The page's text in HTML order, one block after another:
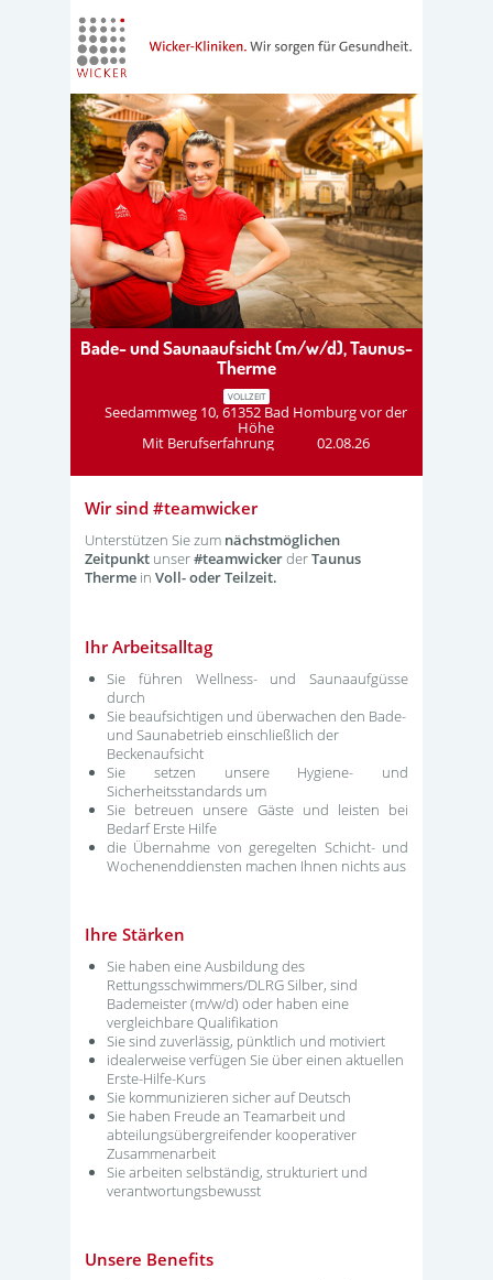
Bade- und Saunaaufsicht (m/w/d), Taunus-
Therme
VOLLZEIT
Seedammweg 10, 61352 Bad Homburg vor der
Höhe
Mit Berufserfahrung 02.08.26
Wir sind #teamwicker
Unterstützen Siezum nächstmöglichen
Zeitpunkt unser#teamwickerderTaunus
Therme in Voll- oder Teilzeit.
Ihr Arbeitsalltag
Sie führen Wellness- und Saunaaufgüsse
durch
Sie beaufsichtigen und überwachen den Bade-
und Saunabetrieb einschließlich der
Beckenaufsicht
Sie setzen unsere Hygiene- und
Sicherheitsstandards um
Sie betreuen unsere Gäste und leisten bei
Bedarf Erste Hilfe
die Übernahme von geregelten Schicht- und
Wochenenddiensten machen Ihnen nichts aus
Ihre Stärken
Sie haben eine Ausbildung des
Rettungsschwimmers/DLRG Silber, sind
Bademeister (m/w/d) oder haben eine
vergleichbare Qualifikation
Sie sind zuverlässig, pünktlich und motiviert
idealerweise verfügen Sie über einen aktuellen
Erste-Hilfe-Kurs
Sie kommunizieren sicher auf Deutsch
Sie haben Freude an Teamarbeit und
abteilungsübergreifender kooperativer
Zusammenarbeit
Sie arbeiten selbständig, strukturiert und
verantwortungsbewusst
Unsere Benefits